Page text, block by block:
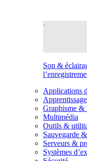
Son &
Applications
Graphisme &
Multimédia
Outils &
Sauvegarde
Serveurs &
Systèmes